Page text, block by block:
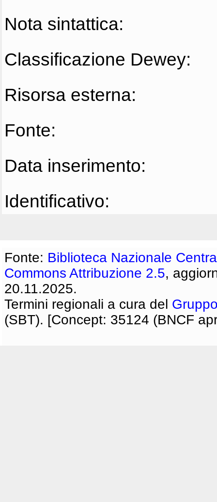
Nota sintattica:
Classificazione Dewey:
Risorsa esterna:
Fonte:
Data inserimento:
Identificativo:
Fonte: Biblioteca Nazionale
Commons Attribuzione 2.5,
20.11.2025.
Termini regionali a cura del
(SBT). [Concept: 35124 (BNCF